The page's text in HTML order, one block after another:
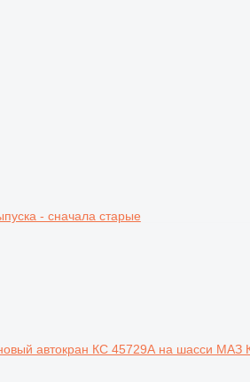
- сначала старые
автокран КС 45729А на шасси МАЗ